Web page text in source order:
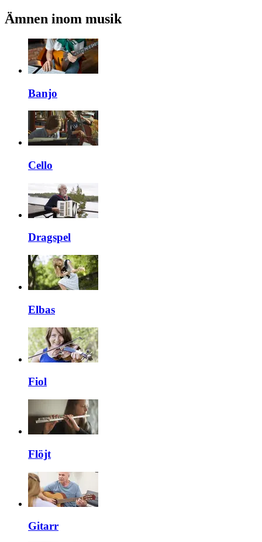
Ämnen inom musik
Banjo
Cello
Dragspel
Elbas
Fiol
Flöjt
Gitarr